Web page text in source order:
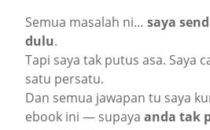
Semua masalah ni… saya
dulu.
Tapi saya tak putus asa. Saya
satu persatu.
Dan semua jawapan tu saya
ebook ini — supaya anda tak